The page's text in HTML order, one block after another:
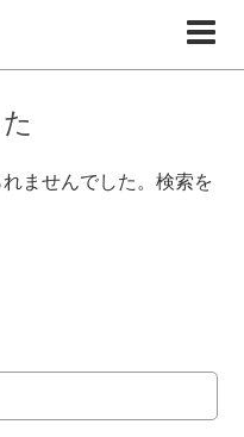
ませんでした。検索を